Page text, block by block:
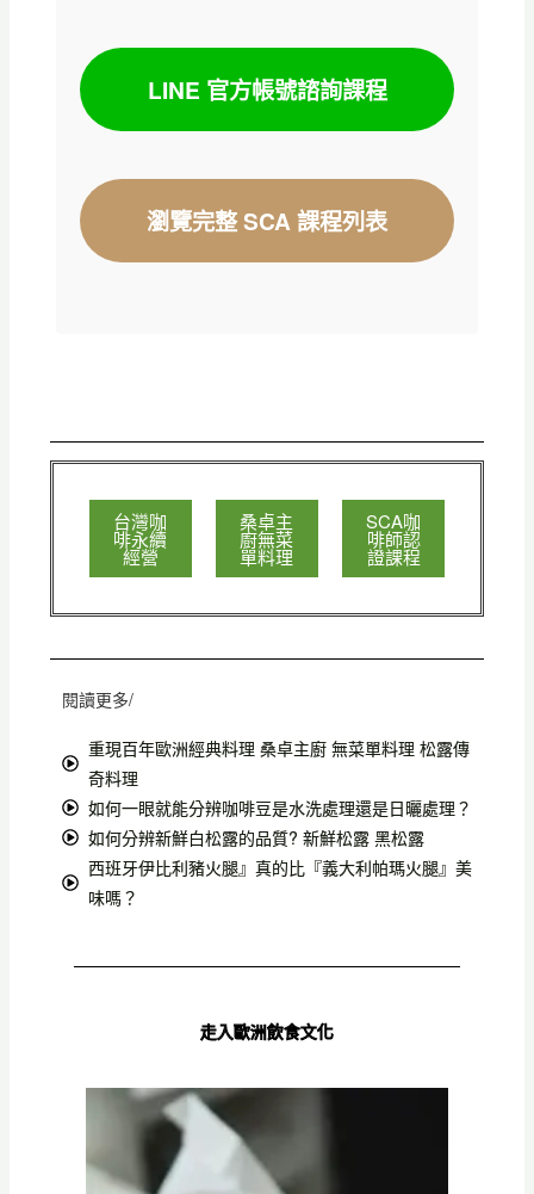
LINE 官方帳號諮詢課程
瀏覽完整 SCA 課程列表
台灣咖
啡永續
經營
桑卓主
廚無菜
單料理
SCA咖
啡師認
證課程
閱讀更多/
重現百年歐洲經典料理 桑卓主廚 無菜單料理 松露傳
奇料理
如何一眼就能分辨咖啡豆是水洗處理還是日曬處理？
如何分辨新鮮白松露的品質? 新鮮松露 黑松露
西班牙伊比利豬火腿』真的比『義大利帕瑪火腿』美
味嗎？
走入歐洲飲食文化